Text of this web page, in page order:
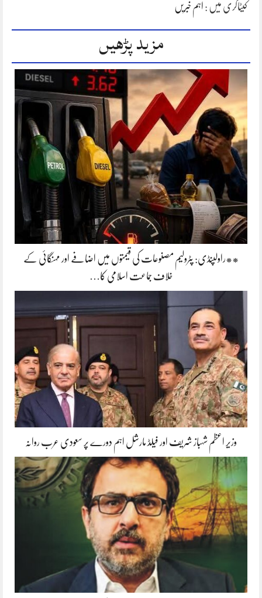
کیٹاگری میں : اہم خبریں
مزید پڑھیں
**راولپنڈی: پٹرولیم مصنوعات کی قیمتوں میں اضافے اور مہنگائی کے
خلاف جماعت اسلامی کا…
وزیر اعظم شہباز شریف اور فیلڈ مارشل اہم دورے پر سعودی عرب روانہ